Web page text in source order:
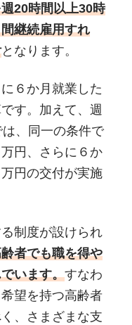
20時間以上30時
継続雇用すれ
となります。
６か月就業した
す。加えて、週
、同一の条件で
円、さらに６か
円の交付が実施
制度が設けられ
者でも職を得や
います。すなわ
望を持つ高齢者
、さまざまな支